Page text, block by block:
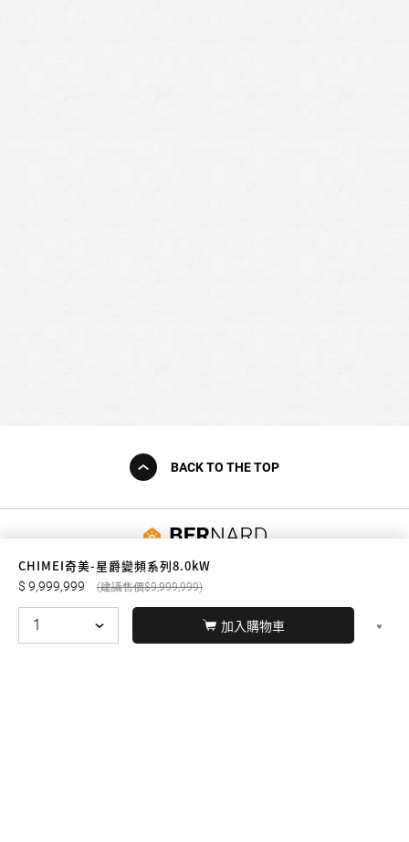
CHIMEI奇美-星爵變頻系列8.0kW
9,999,999 9,999,999
加入購物車
BACK TO THE TOP
友誠購物
© BERNARD 2021 WEBDESIGN